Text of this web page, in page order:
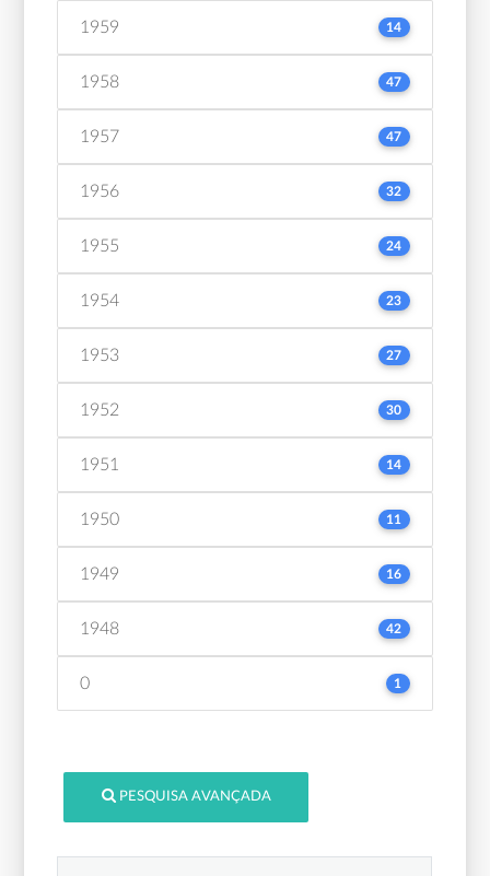
1959 14
1958 47
1957 47
1956 32
1955 24
1954 23
1953 27
1952 30
1951 14
1950 11
1949 16
1948 42
0 1
PESQUISA AVANÇADA